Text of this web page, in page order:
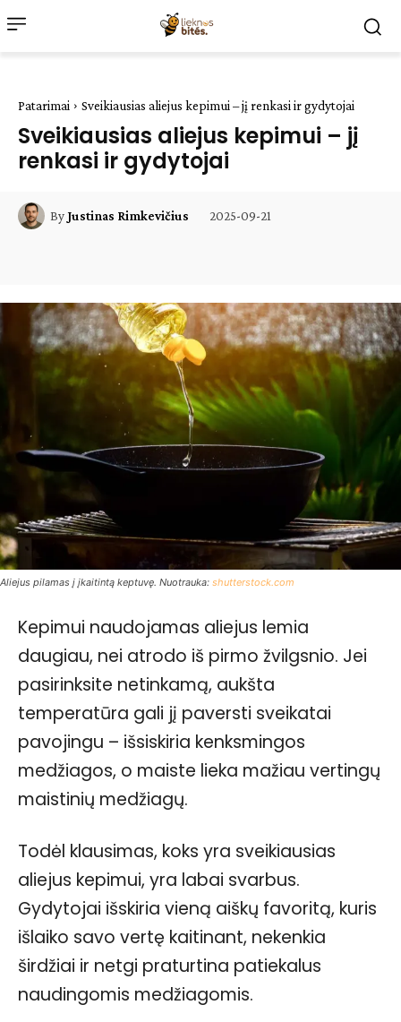
Patarimai Sveikiausias aliejus kepimui – jį renkasi ir gydytojai
Sveikiausias aliejus kepimui – jį
renkasi ir gydytojai
ByJustinas Rimkevičius 2025-09-21
Aliejus pilamas į įkaitintą keptuvę. Nuotrauka: shutterstock.com
Kepimui naudojamas aliejus lemia
daugiau, nei atrodo iš pirmo žvilgsnio. Jei
pasirinksite netinkamą, aukšta
temperatūra gali jį paversti sveikatai
pavojingu – išsiskiria kenksmingos
medžiagos, o maiste lieka mažiau vertingų
maistinių medžiagų.
Todėl klausimas, koks yra sveikiausias
aliejus kepimui, yra labai svarbus.
Gydytojai išskiria vieną aiškų favoritą, kuris
išlaiko savo vertę kaitinant, nekenkia
širdžiai ir netgi praturtina patiekalus
naudingomis medžiagomis.